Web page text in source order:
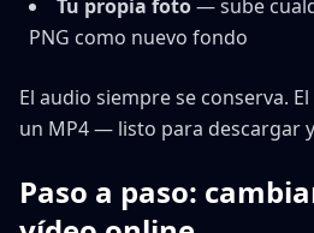
Tu propia foto— sube
PNG como nuevo fondo
El audio siempre se conserva.
un MP4 — listo para descargar
Paso a paso: